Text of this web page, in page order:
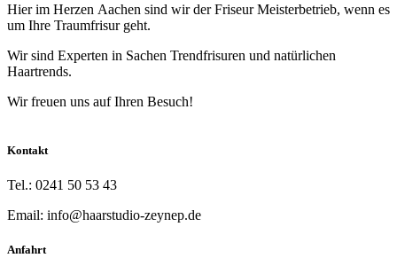
Hier im Herzen Aachen sind wir der Friseur Meisterbetrieb, wenn es
um Ihre Traumfrisur geht.
Wir sind Experten in Sachen Trendfrisuren und natürlichen
Haartrends.
Wir freuen uns auf Ihren Besuch!
Kontakt
Tel.: 0241 50 53 43
Email: info@haarstudio-zeynep.de
Anfahrt